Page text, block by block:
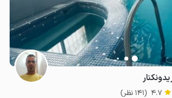
4.7 (141 نظر)